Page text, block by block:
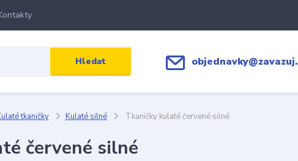
Hledat
tkaničky Kulaté silné Tkaničky kulaté červené silné
červené silné